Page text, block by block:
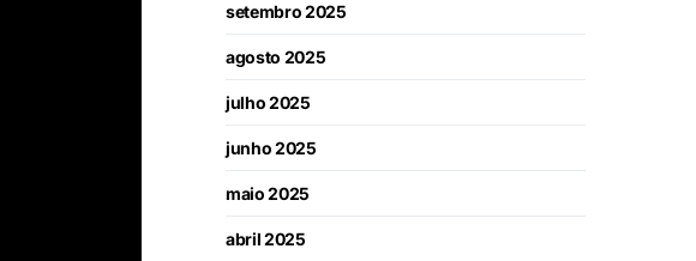
setembro 2025
agosto 2025
julho 2025
junho 2025
maio 2025
abril 2025